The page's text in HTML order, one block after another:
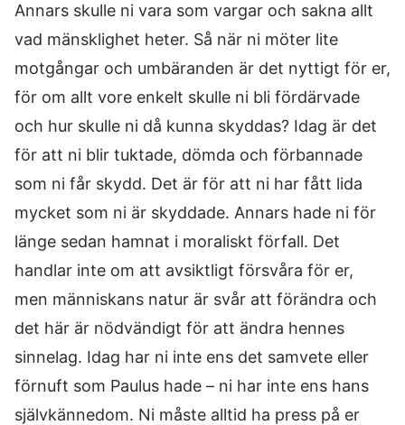
Annars skulle ni vara som vargar och sakna allt
vad mänsklighet heter. Så när ni möter lite
motgångar och umbäranden är det nyttigt för er,
för om allt vore enkelt skulle ni bli fördärvade
och hur skulle ni då kunna skyddas? Idag är det
för att ni blir tuktade, dömda och förbannade
som ni får skydd. Det är för att ni har fått lida
mycket som ni är skyddade. Annars hade ni för
länge sedan hamnat i moraliskt förfall. Det
handlar inte om att avsiktligt försvåra för er,
men människans natur är svår att förändra och
det här är nödvändigt för att ändra hennes
sinnelag. Idag har ni inte ens det samvete eller
förnuft som Paulus hade – ni har inte ens hans
självkännedom. Ni måste alltid ha press på er